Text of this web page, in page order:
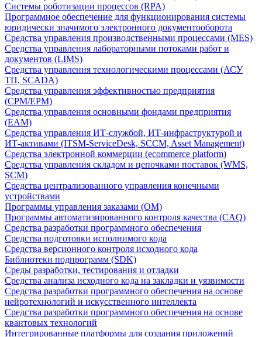
Системы роботизации процессов (RPA)
Программное обеспечение для функционирования системы
юридически значимого электронного документооборота
Средства управления производственными процессами (MES)
Средства управления лабораторными потоками работ и
документов (LIMS)
Средства управления технологическими процессами (АСУ
ТП, SCADA)
Средства управления эффективностью предприятия
(CPM/EPM)
Средства управления основными фондами предприятия
(EAM)
Средства управления ИТ-службой, ИТ-инфраструктурой и
ИТ-активами (ITSM-ServiceDesk, SCCM, Asset Management)
Средства электронной коммерции (ecommerce platform)
Средства управления складом и цепочками поставок (WMS,
SCM)
Средства централизованного управления конечными
устройствами
Программы управления заказами (OM)
Программы автоматизированного контроля качества (CAQ)
Средства разработки программного обеспечения
Средства подготовки исполнимого кода
Средства версионного контроля исходного кода
Библиотеки подпрограмм (SDK)
Среды разработки, тестирования и отладки
Средства анализа исходного кода на закладки и уязвимости
Средства разработки программного обеспечения на основе
нейротехнологий и искусственного интеллекта
Средства разработки программного обеспечения на основе
квантовых технологий
Интегрированные платформы для создания приложений